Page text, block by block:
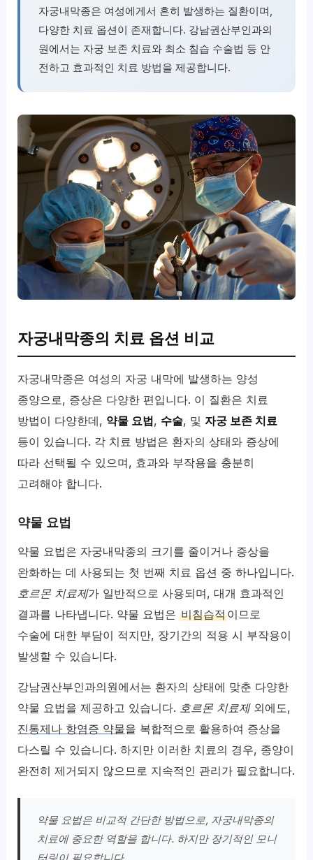
자궁내막종은 여성에게서 흔히 발생하는 질환이며,
다양한 치료 옵션이 존재합니다. 강남권산부인과의
원에서는 자궁 보존 치료와 최소 침습 수술법 등 안
전하고 효과적인 치료 방법을 제공합니다.
자궁내막종의 치료 옵션 비교
자궁내막종은 여성의 자궁 내막에 발생하는 양성
종양으로, 증상은 다양한 편입니다. 이 질환은 치료
방법이 다양한데, 약물 요법, 수술, 및자궁 보존 치료
등이 있습니다. 각 치료 방법은 환자의 상태와 증상에
따라 선택될 수 있으며, 효과와 부작용을 충분히
고려해야 합니다.
약물 요법
약물 요법은 자궁내막종의 크기를 줄이거나 증상을
완화하는 데 사용되는 첫 번째 치료 옵션 중 하나입니다.
호르몬 치료제가 일반적으로 사용되며, 대개 효과적인
결과를 나타냅니다. 약물 요법은비침습적이므로
수술에 대한 부담이 적지만, 장기간의 적용 시 부작용이
발생할 수 있습니다.
강남권산부인과의원에서는 환자의 상태에 맞춘 다양한
약물 요법을 제공하고 있습니다. 호르몬 치료제외에도,
진통제나 항염증 약물을 복합적으로 활용하여 증상을
다스릴 수 있습니다. 하지만 이러한 치료의 경우, 종양이
완전히 제거되지 않으므로 지속적인 관리가 필요합니다.
약물 요법은 비교적 간단한 방법으로, 자궁내막종의
치료에 중요한 역할을 합니다. 하지만 장기적인 모니